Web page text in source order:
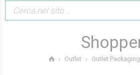
Outlet Outlet Packaging